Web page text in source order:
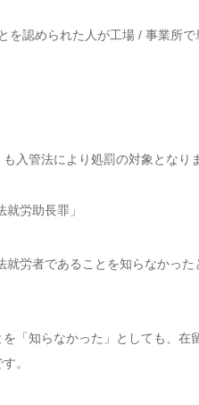
を認められた人が工場 / 事業所で
入管法により処罰の対象となりま
労助長罪」
就労者であることを知らなかっ
「知らなかった」としても、在
。